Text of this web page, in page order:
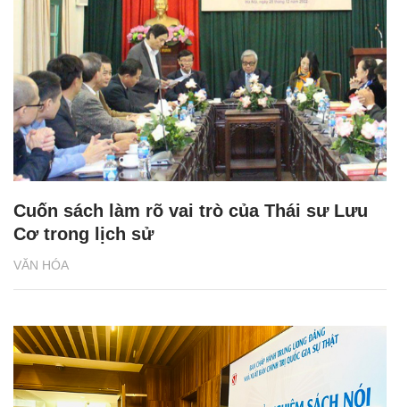
VĂN HÓA
Cuốn sách làm rõ vai trò của Thái sư Lưu
Cơ trong lịch sử